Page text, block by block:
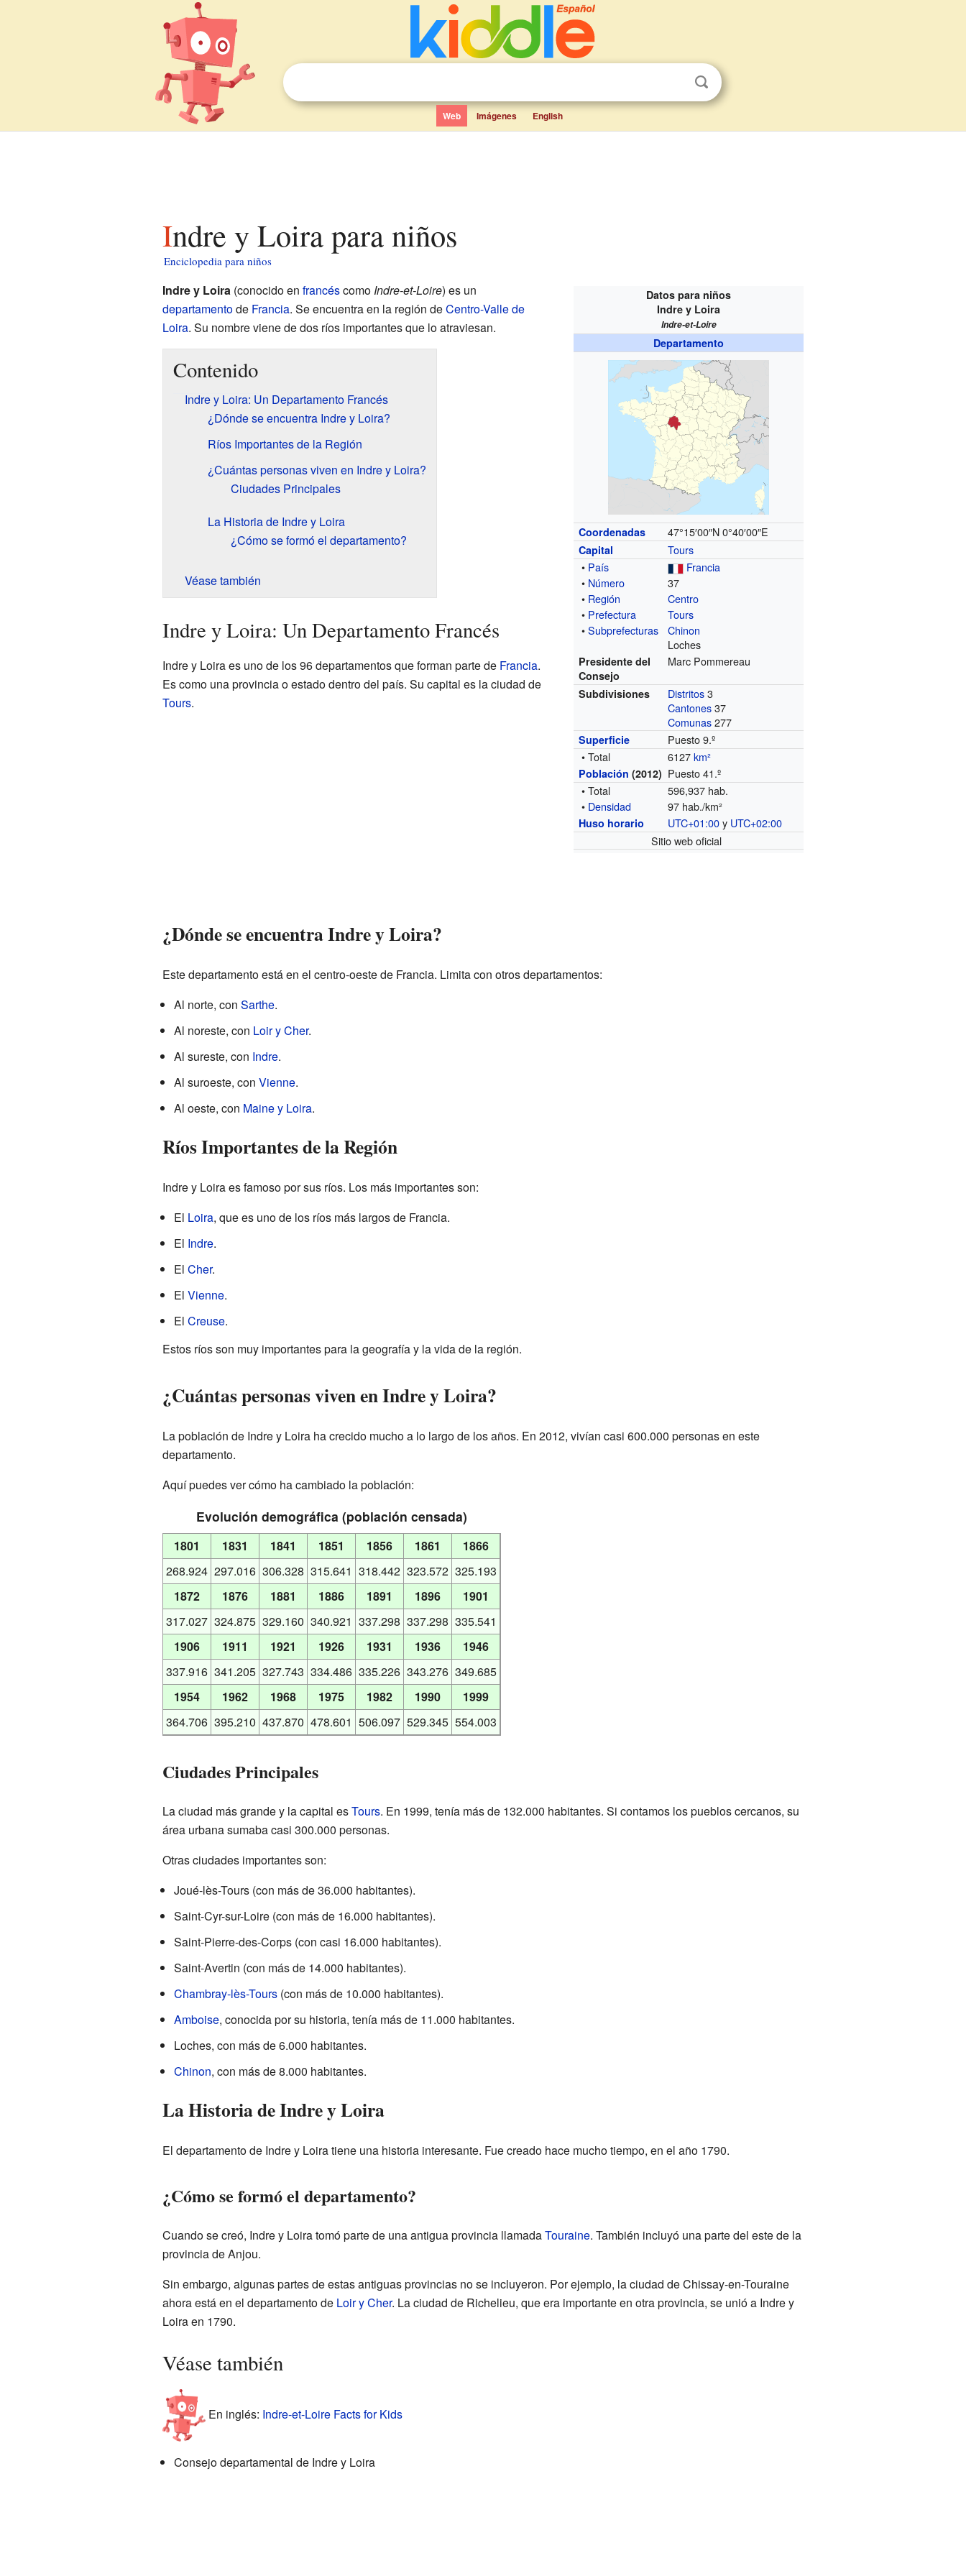
Web Imágenes English
Indre y Loira para niños
Enciclopedia para niños
Datos para niños
Indre y Loira
Indre-et-Loire
Departamento
Coordenadas 47°15′00″N 0°40′00″E
Capital
Tours
• País
Francia
• Número
37
• Región
Centro
• Prefectura
Tours
•Subprefecturas
Chinon
Loches
Presidente del
Consejo
Marc Pommereau
Subdivisiones Distritos3
Cantones37
Comunas277
Superficie
Puesto 9.º
• Total
6127km²
Población (2012) Puesto 41.º
• Total
596,937 hab.
• Densidad 97 hab./km²
Huso horario UTC+01:00y UTC+02:00
Sitio web oficial
Indre y Loira(conocido en francéscomo Indre-et-Loire) es un
departamentode Francia. Se encuentra en la región deCentro-Valle de
Loira. Su nombre viene de dos ríos importantes que lo atraviesan.
Contenido
Indre y Loira: Un Departamento Francés
¿Dónde se encuentra Indre y Loira?
Ríos Importantes de la Región
¿Cuántas personas viven en Indre y Loira?
Ciudades Principales
La Historia de Indre y Loira
¿Cómo se formó el departamento?
Véase también
Indre y Loira: Un Departamento Francés
Indre y Loira es uno de los 96 departamentos que forman parte de Francia.
Es como una provincia o estado dentro del país. Su capital es la ciudad de
Tours.
¿Dónde se encuentra Indre y Loira?
Este departamento está en el centro-oeste de Francia. Limita con otros departamentos:
Al norte, con Sarthe.
Al noreste, con Loir y Cher.
Al sureste, con Indre.
Al suroeste, con Vienne.
Al oeste, con Maine y Loira.
Ríos Importantes de la Región
Indre y Loira es famoso por sus ríos. Los más importantes son:
El Loira, que es uno de los ríos más largos de Francia.
El Indre.
El Cher.
El Vienne.
El Creuse.
Estos ríos son muy importantes para la geografía y la vida de la región.
¿Cuántas personas viven en Indre y Loira?
La población de Indre y Loira ha crecido mucho a lo largo de los años. En 2012, vivían casi 600.000 personas en este
departamento.
Aquí puedes ver cómo ha cambiado la población:
Evolución demográfica (población censada)
1801 1831 1841 1851 1856 1861
1866
268.924 297.016 306.328 315.641 318.442 323.572 325.193
1872
1876 1881 1886 1891 1896
1901
317.027 324.875 329.160 340.921 337.298 337.298 335.541
1906
1911 1921 1926 1931 1936
1946
337.916 341.205 327.743 334.486 335.226 343.276 349.685
1954
1962 1968 1975 1982 1990
1999
364.706 395.210 437.870 478.601 506.097 529.345 554.003
Ciudades Principales
La ciudad más grande y la capital esTours. En 1999, tenía más de 132.000 habitantes. Si contamos los pueblos cercanos, su
área urbana sumaba casi 300.000 personas.
Otras ciudades importantes son:
Joué-lès-Tours (con más de 36.000 habitantes).
Saint-Cyr-sur-Loire (con más de 16.000 habitantes).
Saint-Pierre-des-Corps (con casi 16.000 habitantes).
Saint-Avertin (con más de 14.000 habitantes).
Chambray-lès-Tours(con más de 10.000 habitantes).
Amboise, conocida por su historia, tenía más de 11.000 habitantes.
Loches, con más de 6.000 habitantes.
Chinon, con más de 8.000 habitantes.
La Historia de Indre y Loira
El departamento de Indre y Loira tiene una historia interesante. Fue creado hace mucho tiempo, en el año 1790.
¿Cómo se formó el departamento?
Cuando se creó, Indre y Loira tomó parte de una antigua provincia llamadaTouraine. También incluyó una parte del este de la
provincia de Anjou.
Sin embargo, algunas partes de estas antiguas provincias no se incluyeron. Por ejemplo, la ciudad de Chissay-en-Touraine
ahora está en el departamento de Loir y Cher. La ciudad de Richelieu, que era importante en otra provincia, se unió a Indre y
Loira en 1790.
Véase también
En inglés: Indre-et-Loire Facts for Kids
Consejo departamental de Indre y Loira